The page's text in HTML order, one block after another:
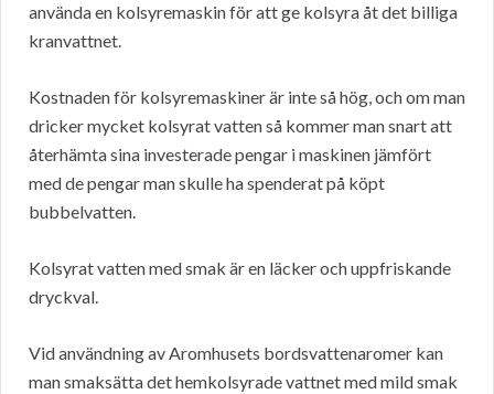
använda en kolsyremaskin för att ge kolsyra åt det billiga
kranvattnet.
Kostnaden för kolsyremaskiner är inte så hög, och om man
dricker mycket kolsyrat vatten så kommer man snart att
återhämta sina investerade pengar i maskinen jämfört
med de pengar man skulle ha spenderat på köpt
bubbelvatten.
Kolsyrat vatten med smak är en läcker och uppfriskande
dryckval.
Vid användning av Aromhusets bordsvattenaromer kan
man smaksätta det hemkolsyrade vattnet med mild smak